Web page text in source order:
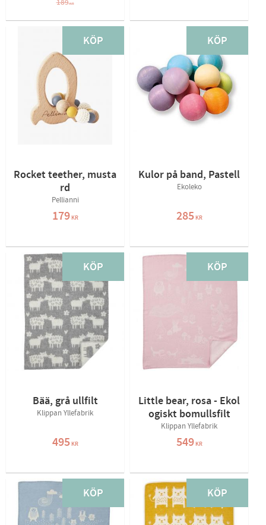
189KR
Rocket teether, musta
rd
Pellianni
179KR
KÖP
Kulor på band, Pastell
Ekoleko
285KR
KÖP
Bää, grå ullfilt
Klippan Yllefabrik
495KR
KÖP
Little bear, rosa - Ekol
ogiskt bomullsfilt
Klippan Yllefabrik
549KR
KÖP
KÖP KÖP